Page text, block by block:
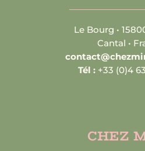
Le Bourg •
Cantal •
Tél : +33 (0)4
CHEZ